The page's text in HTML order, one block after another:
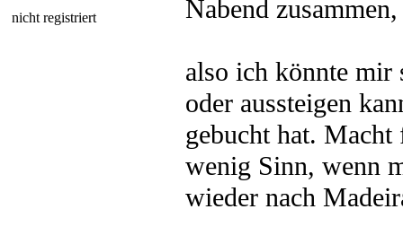
nicht registriert
Nabend zusammen,
also ich könnte mir
oder aussteigen
gebucht hat.
wenig Sinn, wenn
wieder nach